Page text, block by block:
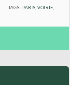
TAGS : PARIS ,VOIRIE